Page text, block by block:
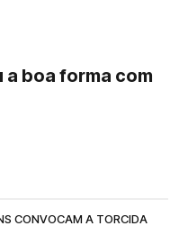
a boa forma com
CONVOCAM A TORCIDA